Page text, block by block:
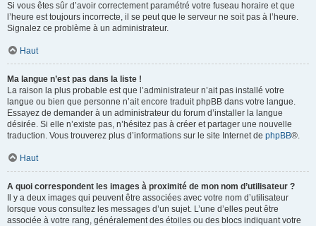
Si vous êtes sûr d’avoir correctement paramétré votre fuseau horaire et que
l’heure est toujours incorrecte, il se peut que le serveur ne soit pas à l’heure.
Signalez ce problème à un administrateur.
Haut
Ma langue n’est pas dans la liste !
La raison la plus probable est que l’administrateur n’ait pas installé votre
langue ou bien que personne n’ait encore traduit phpBB dans votre langue.
Essayez de demander à un administrateur du forum d’installer la langue
désirée. Si elle n’existe pas, n’hésitez pas à créer et partager une nouvelle
traduction. Vous trouverez plus d’informations sur le site Internet de phpBB®.
Haut
A quoi correspondent les images à proximité de mon nom d’utilisateur ?
Il y a deux images qui peuvent être associées avec votre nom d’utilisateur
lorsque vous consultez les messages d’un sujet. L’une d’elles peut être
associée à votre rang, généralement des étoiles ou des blocs indiquant votre